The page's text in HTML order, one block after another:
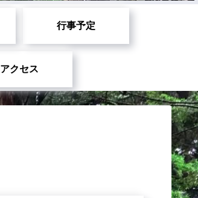
行事予定
アクセス